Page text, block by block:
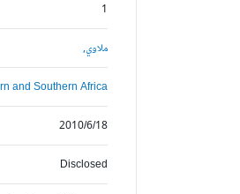
1
ملاوي,
and Southern Africa,
2010/6/18
Disclosed